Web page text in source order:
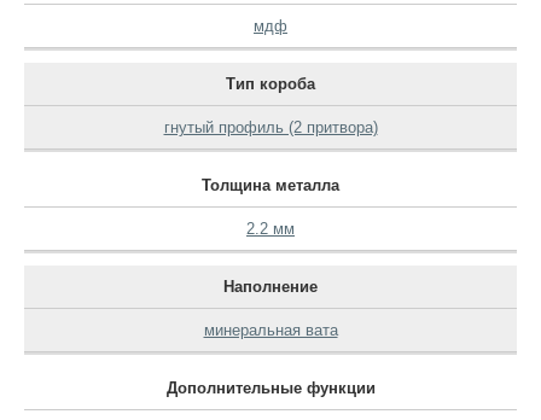
мдф
Тип короба
гнутый профиль (2 притвора)
Толщина металла
2.2 мм
Наполнение
минеральная вата
Дополнительные функции